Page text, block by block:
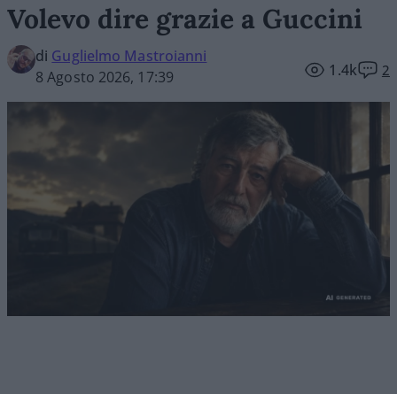
Volevo dire grazie a Guccini
di Guglielmo Mastroianni
8 Agosto 2026, 17:39
1.4k 2